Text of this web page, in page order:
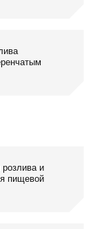
и
пищевой